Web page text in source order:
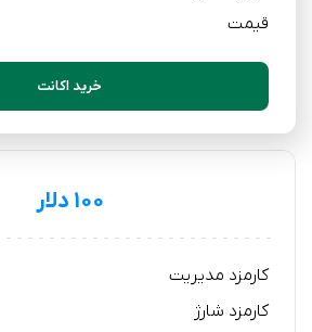
۱۰۰ دلار
کارمزد مدیریت
کارمزد شارژ
قیمت
خرید اکانت